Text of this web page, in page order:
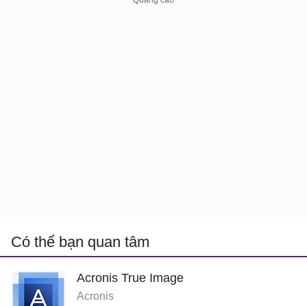
Có thể bạn quan tâm
Acronis True Image
Acronis